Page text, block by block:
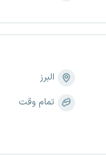
البرز
تمام وقت